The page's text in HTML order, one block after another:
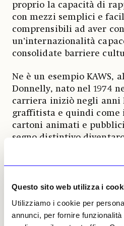
Questo sito web utilizza i
Utilizziamo i cookie per
annunci, per fornire
proprio la capacità di
con mezzi semplici e
comprensibili ad aver
un’internazionalità
consolidate barriere
Ne è un esempio KAWS,
Donnelly, nato nel 1974
carriera iniziò negli anni
graffitista e quindi
cartoni animati e
segno distintivo
per spazi pubblici,
personaggi
Topolino, i Simpsons o
ancora Pinocchio,
Guerre Stellari, e forte di